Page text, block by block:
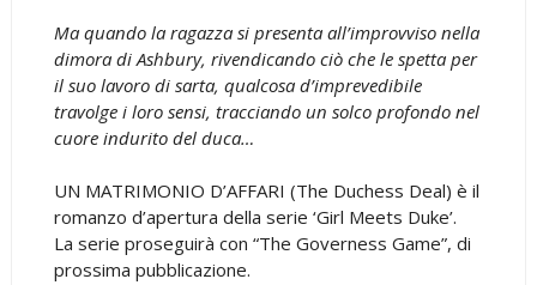
Ma quando la ragazza si presenta all’improvviso nella
dimora di Ashbury, rivendicando ciò che le spetta per
il suo lavoro di sarta, qualcosa d’imprevedibile
travolge i loro sensi, tracciando un solco profondo nel
cuore indurito del duca…
UN MATRIMONIO D’AFFARI (The Duchess Deal) è il
romanzo d’apertura della serie ‘Girl Meets Duke’.
La serie proseguirà con “The Governess Game”, di
prossima pubblicazione.